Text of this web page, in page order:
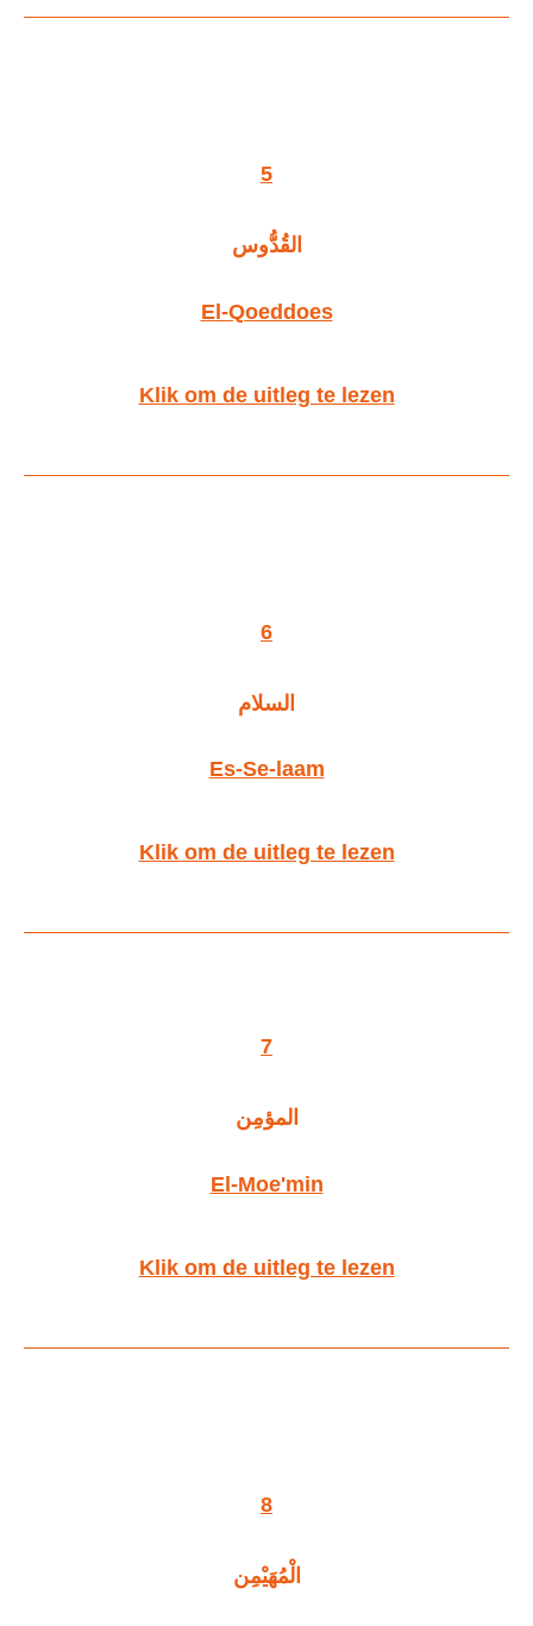
5
القُدُّوس
El-Qoeddoes
Klik om de uitleg te lezen
6
السلام
Es-Se-laam
Klik om de uitleg te lezen
7
المؤمِن
El-Moe'min
Klik om de uitleg te lezen
8
الْمُهَيْمِن